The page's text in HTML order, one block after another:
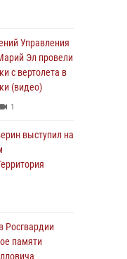
за
90
месяц
памяти
Управления
Эл провели
с вертолета в
(видео)
1
выступил на
Росгвардии
памяти